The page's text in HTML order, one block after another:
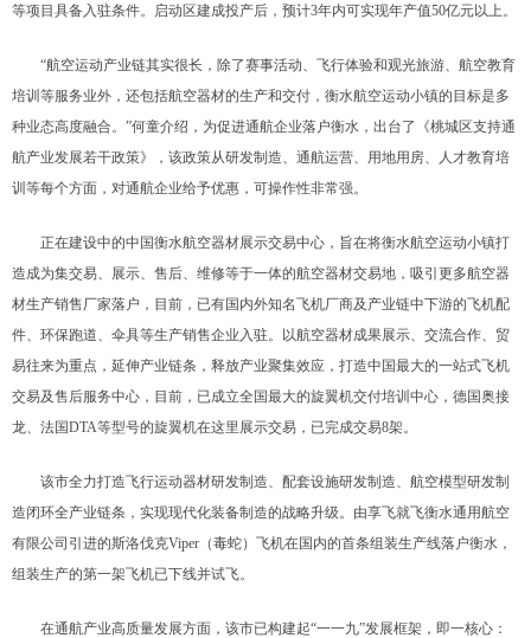
等项目具备入驻条件。启动区建成投产后，预计3年内可实现年产值50亿元以上。
“航空运动产业链其实很长，除了赛事活动、飞行体验和观光旅游、航空教育
培训等服务业外，还包括航空器材的生产和交付，衡水航空运动小镇的目标是多
种业态高度融合。”何童介绍，为促进通航企业落户衡水，出台了《桃城区支持通
航产业发展若干政策》，该政策从研发制造、通航运营、用地用房、人才教育培
训等每个方面，对通航企业给予优惠，可操作性非常强。
正在建设中的中国衡水航空器材展示交易中心，旨在将衡水航空运动小镇打
造成为集交易、展示、售后、维修等于一体的航空器材交易地，吸引更多航空器
材生产销售厂家落户，目前，已有国内外知名飞机厂商及产业链中下游的飞机配
件、环保跑道、伞具等生产销售企业入驻。以航空器材成果展示、交流合作、贸
易往来为重点，延伸产业链条，释放产业聚集效应，打造中国最大的一站式飞机
交易及售后服务中心，目前，已成立全国最大的旋翼机交付培训中心，德国奥接
龙、法国DTA等型号的旋翼机在这里展示交易，已完成交易8架。
该市全力打造飞行运动器材研发制造、配套设施研发制造、航空模型研发制
造闭环全产业链条，实现现代化装备制造的战略升级。由享飞就飞衡水通用航空
有限公司引进的斯洛伐克Viper（毒蛇）飞机在国内的首条组装生产线落户衡水，
组装生产的第一架飞机已下线并试飞。
在通航产业高质量发展方面，该市已构建起“一一九”发展框架，即一核心：